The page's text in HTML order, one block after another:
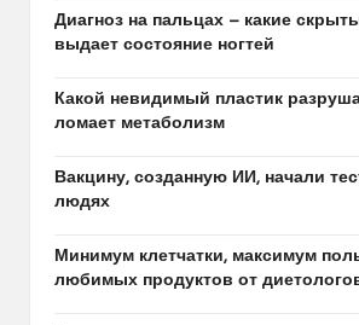
Диагноз на пальцах — какие
выдает состояние ногтей
Какой невидимый пластик
ломает метаболизм
Вакцину, созданную ИИ, начали
людях
Минимум клетчатки, максимум
любимых продуктов от